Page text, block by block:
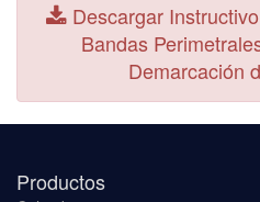
Descargar
Bandas
Demarcación
Productos